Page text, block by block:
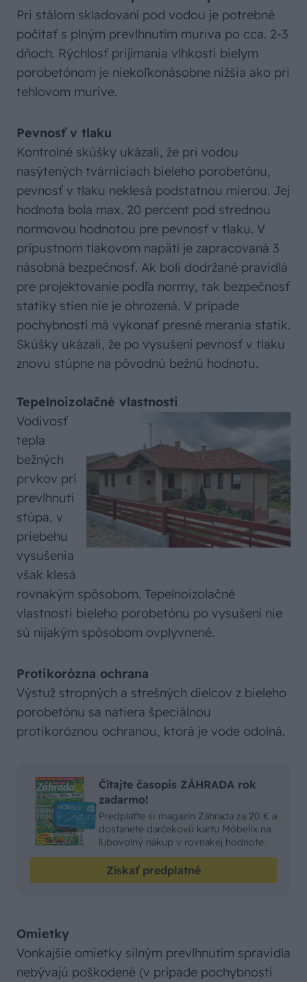
Pri stálom skladovaní pod vodou je potrebné
počítať s plným prevlhnutím muriva po cca. 2-3
dňoch. Rýchlosť prijímania vlhkosti bielym
porobetónom je niekoľkonásobne nižšia ako pri
tehlovom murive.
Pevnosť v tlaku
Kontrolné skúšky ukázali, že pri vodou
nasýtených tvárniciach bieleho porobetónu,
pevnosť v tlaku neklesá podstatnou mierou. Jej
hodnota bola max. 20 percent pod strednou
normovou hodnotou pre pevnosť v tlaku. V
prípustnom tlakovom napätí je zapracovaná 3
násobná bezpečnosť. Ak boli dodržané pravidlá
pre projektovanie podľa normy, tak bezpečnosť
statiky stien nie je ohrozená. V prípade
pochybností má vykonať presné merania statik.
Skúšky ukázali, že po vysušení pevnosť v tlaku
znovu stúpne na pôvodnú bežnú hodnotu.
Tepelnoizolačné vlastnosti
Vodivosť
tepla
bežných
prvkov pri
prevlhnutí
stúpa, v
priebehu
vysušenia
však klesá
rovnakým spôsobom. Tepelnoizolačné
vlastnosti bieleho porobetónu po vysušení nie
sú nijakým spôsobom ovplyvnené.
Protikorózna ochrana
Výstuž stropných a strešných dielcov z bieleho
porobetónu sa natiera špeciálnou
protikoróznou ochranou, ktorá je vode odolná.
Čítajte časopis ZÁHRADA rok
zadarmo!
Predplaťte si magazín Záhrada za 20 € a
dostanete darčekovú kartu Möbelix na
ľubovolný nákup v rovnakej hodnote.
Získať predplatné
Omietky
Vonkajšie omietky silným prevlhnutím spravidla
nebývajú poškodené (v prípade pochybností